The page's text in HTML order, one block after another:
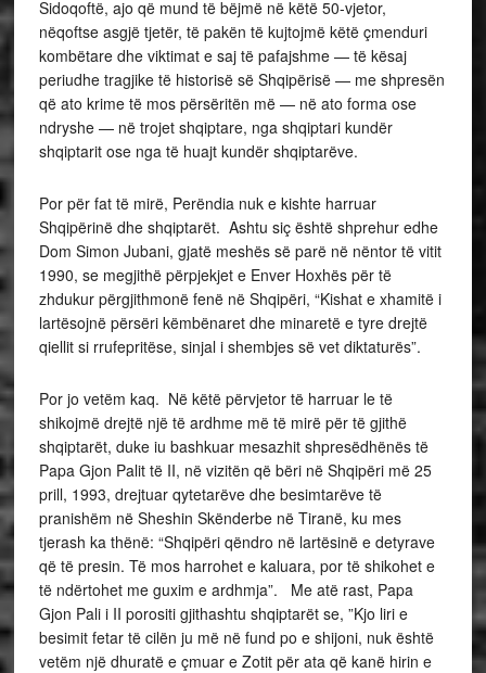
Sidoqoftë, ajo që mund të bëjmë në këtë 50-vjetor,
nëqoftse asgjë tjetër, të pakën të kujtojmë këtë çmenduri
kombëtare dhe viktimat e saj të pafajshme — të kësaj
periudhe tragjike të historisë së Shqipërisë — me shpresën
që ato krime të mos përsëritën më — në ato forma ose
ndryshe — në trojet shqiptare, nga shqiptari kundër
shqiptarit ose nga të huajt kundër shqiptarëve.
Por për fat të mirë, Perëndia nuk e kishte harruar
Shqipërinë dhe shqiptarët. Ashtu siç është shprehur edhe
Dom Simon Jubani, gjatë meshës së parë në nëntor të vitit
1990, se megjithë përpjekjet e Enver Hoxhës për të
zhdukur përgjithmonë fenë në Shqipëri, “Kishat e xhamitë i
lartësojnë përsëri këmbënaret dhe minaretë e tyre drejtë
qiellit si rrufepritëse, sinjal i shembjes së vet diktaturës”.
Por jo vetëm kaq. Në këtë përvjetor të harruar le të
shikojmë drejtë një të ardhme më të mirë për të gjithë
shqiptarët, duke iu bashkuar mesazhit shpresëdhënës të
Papa Gjon Palit të II, në vizitën që bëri në Shqipëri më 25
prill, 1993, drejtuar qytetarëve dhe besimtarëve të
pranishëm në Sheshin Skënderbe në Tiranë, ku mes
tjerash ka thënë: “Shqipëri qëndro në lartësinë e detyrave
që të presin. Të mos harrohet e kaluara, por të shikohet e
të ndërtohet me guxim e ardhmja”. Me atë rast, Papa
Gjon Pali i II porositi gjithashtu shqiptarët se, ”Kjo liri e
besimit fetar të cilën ju më në fund po e shijoni, nuk është
vetëm një dhuratë e çmuar e Zotit për ata që kanë hirin e